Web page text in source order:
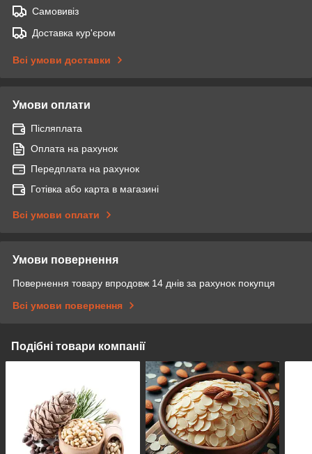
Самовивіз
Доставка кур'єром
Всі умови доставки
Умови оплати
Післяплата
Оплата на рахунок
Передплата на рахунок
Готівка або карта в магазині
Всі умови оплати
Умови повернення
Повернення товару впродовж 14 днів за рахунок покупця
Всі умови повернення
Подібні товари компанії